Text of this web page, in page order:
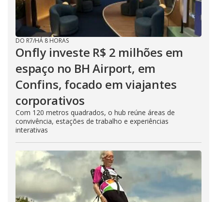
DO R7/HÁ 8 HORAS
Onfly investe R$ 2 milhões em
espaço no BH Airport, em
Confins, focado em viajantes
corporativos
Com 120 metros quadrados, o hub reúne áreas de
convivência, estações de trabalho e experiências
interativas